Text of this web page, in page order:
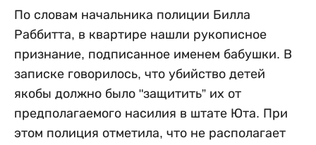
По словам начальника полиции Билла
Раббитта, в квартире нашли рукописное
признание, подписанное именем бабушки. В
записке говорилось, что убийство детей
якобы должно было "защитить” их от
предполагаемого насилия в штате Юта. При
этом полиция отметила, что не располагает